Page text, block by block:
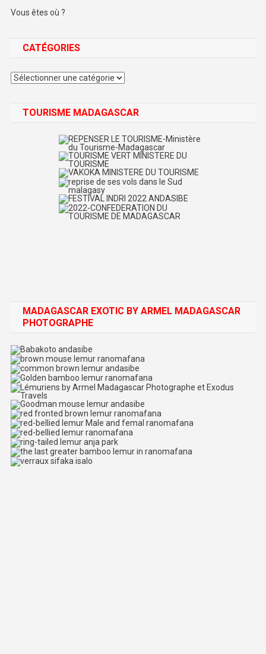
Vous êtes où ?
CATÉGORIES
Catégories
TOURISME MADAGASCAR
MADAGASCAR EXOTIC BY ARMEL MADAGASCAR
PHOTOGRAPHE